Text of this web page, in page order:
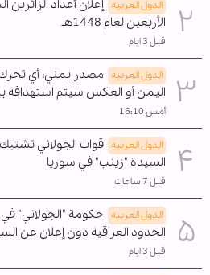
الدول العربیه إعلان أعداد الزائرين
الأربعين لعام 1448هـ
قبل 3 ايام
الدول العربیه مصدر يمني: أي تحرك
اليمن أو العكس سيتم استهدافه
أمس 16:10
الدول العربیه قوات الجولاني
السيدة "زينب" في سوريا
قبل 7 ساعات
الدول العربیه حكومة "الجولاني"
الحدود العراقية دون إعلان عن
قبل 3 ايام